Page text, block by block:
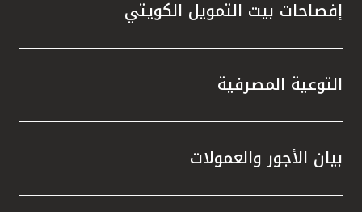
إفصاحات بيت التمويل الكويتي
التوعية المصرفية
بيان الأجور والعمولات